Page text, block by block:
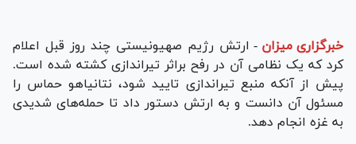
خبرگزاری میزان - ارتش رژیم صهیونیستی چند روز قبل اعلام
کرد که یک نظامی آن در رفح براثر تیراندازی کشته شده است.
پیش از آنکه منبع تیراندازی تایید شود، نتانیاهو حماس را
مسئول آن دانست و به ارتش دستور داد تا حمله‌های شدیدی
به غزه انجام دهد.